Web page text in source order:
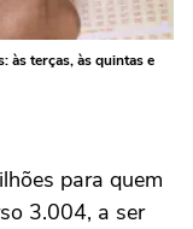
às terças, às quintas e
para quem
3.004, a ser